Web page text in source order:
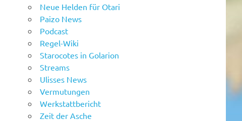
Neue Helden für Otari
Paizo News
Podcast
Regel-Wiki
Starocotes in Golarion
Streams
Ulisses News
Vermutungen
Werkstattbericht
Zeit der Asche